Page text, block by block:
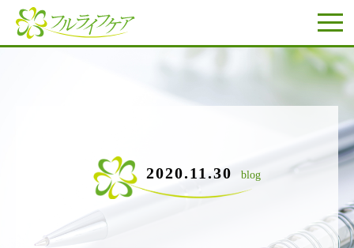
2020.11.30 blog